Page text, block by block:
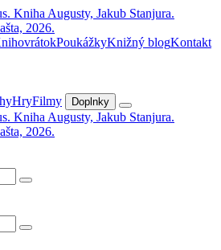
PoukážkyKnižný blogKontakt
HryFilmy Doplnky